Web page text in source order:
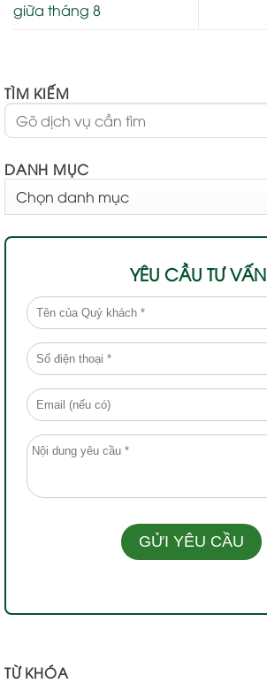
giữa tháng 8
TÌM KIẾM
DANH MỤC
MỤC
YÊU CẦU TƯ VẤN
TỪ KHÓA